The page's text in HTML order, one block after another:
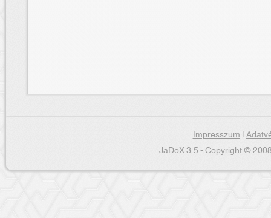
Impresszum|
JaDoX 3.5- Copyright ©